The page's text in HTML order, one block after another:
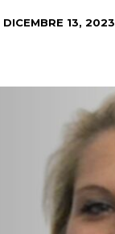
DICEMBRE 13, 2023